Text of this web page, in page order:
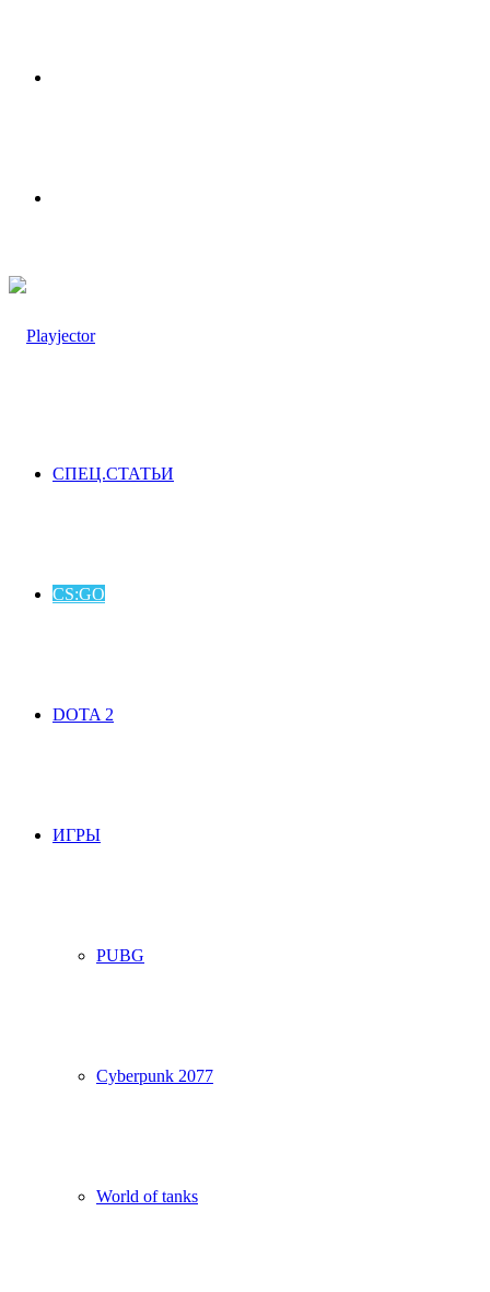
СПЕЦ.СТАТЬИ
CS:GO
DOTA 2
ИГРЫ
PUBG
Cyberpunk 2077
World of tanks